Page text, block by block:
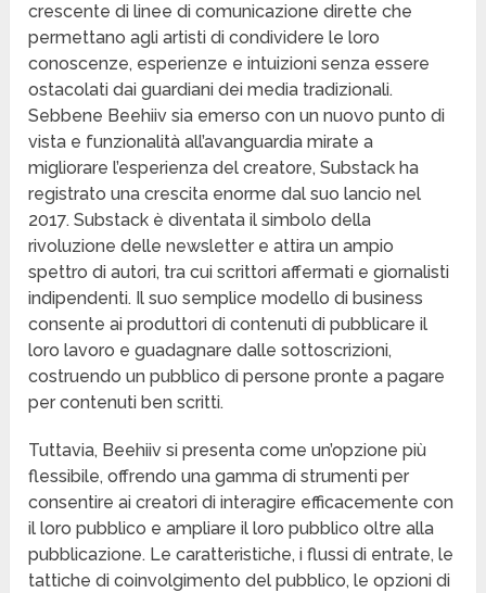
crescente di linee di comunicazione dirette che
permettano agli artisti di condividere le loro
conoscenze, esperienze e intuizioni senza essere
ostacolati dai guardiani dei media tradizionali.
Sebbene Beehiiv sia emerso con un nuovo punto di
vista e funzionalità all’avanguardia mirate a
migliorare l’esperienza del creatore, Substack ha
registrato una crescita enorme dal suo lancio nel
2017. Substack è diventata il simbolo della
rivoluzione delle newsletter e attira un ampio
spettro di autori, tra cui scrittori affermati e giornalisti
indipendenti. Il suo semplice modello di business
consente ai produttori di contenuti di pubblicare il
loro lavoro e guadagnare dalle sottoscrizioni,
costruendo un pubblico di persone pronte a pagare
per contenuti ben scritti.
Tuttavia, Beehiiv si presenta come un’opzione più
flessibile, offrendo una gamma di strumenti per
consentire ai creatori di interagire efficacemente con
il loro pubblico e ampliare il loro pubblico oltre alla
pubblicazione. Le caratteristiche, i flussi di entrate, le
tattiche di coinvolgimento del pubblico, le opzioni di